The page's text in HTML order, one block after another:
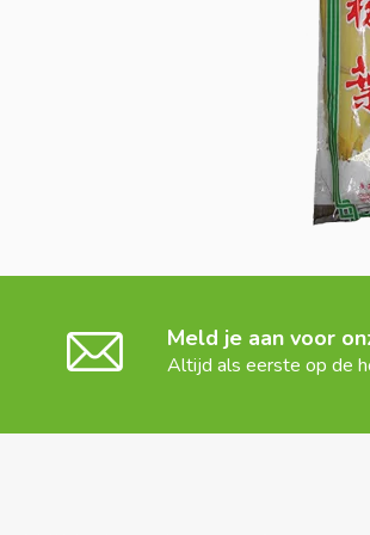
Meld je aan voor
Altijd als eerste op de